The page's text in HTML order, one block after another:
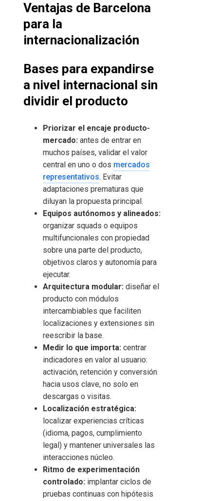
Ventajas de Barcelona
para la
internacionalización
Bases para expandirse
a nivel internacional sin
dividir el producto
Priorizar el encaje producto-
mercado: antes de entrar en
muchos países, validar el valor
central en uno o dos mercados
representativos. Evitar
adaptaciones prematuras que
diluyan la propuesta principal.
Equipos autónomos y alineados:
organizar squads o equipos
multifuncionales con propiedad
sobre una parte del producto,
objetivos claros y autonomía para
ejecutar.
Arquitectura modular: diseñar el
producto con módulos
intercambiables que faciliten
localizaciones y extensiones sin
reescribir la base.
Medir lo que importa: centrar
indicadores en valor al usuario:
activación, retención y conversión
hacia usos clave, no solo en
descargas o visitas.
Localización estratégica:
localizar experiencias críticas
(idioma, pagos, cumplimiento
legal) y mantener universales las
interacciones núcleo.
Ritmo de experimentación
controlado: implantar ciclos de
pruebas continuas con hipótesis